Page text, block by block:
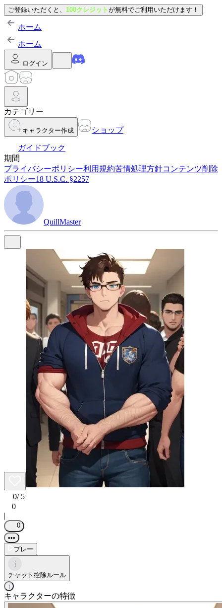
ご登録いただくと、 100クレジットが無料でご利用いただけます！
ホーム
ホーム
ログイン
カテゴリー
キャラクター作成 ショップ
ガイドブック
期間
プライバシーポリシー利用規約苦情処理方針コンテンツ削除
ポリシー18 U.S.C. §2257
QuillMaster
0/ 5
0
|
0
•••
プレー
i
チャット控除ルール
i
キャラクターの特徴